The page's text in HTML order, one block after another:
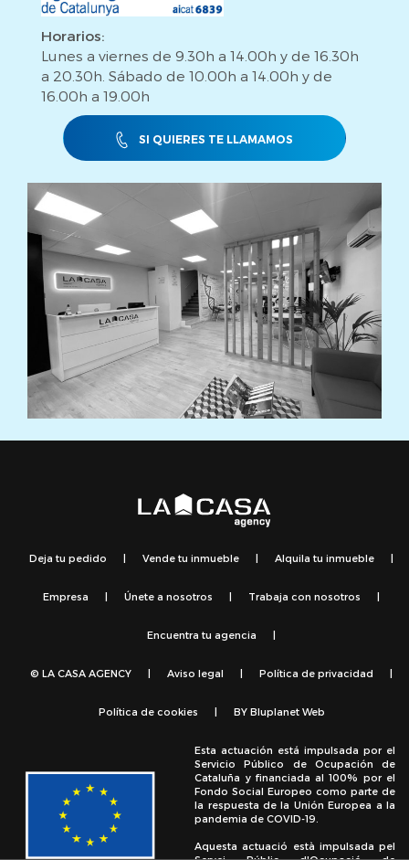
Horarios:
Lunes a viernes de 9.30h a 14.00h y de 16.30h
a 20.30h. Sábado de 10.00h a 14.00h y de
16.00h a 19.00h
SI QUIERES TE LLAMAMOS
Deja tu pedido | Vende tu inmueble | Alquila tu inmueble |
Empresa | Únete a nosotros | Trabaja con nosotros |
Encuentra tu agencia |
© LA CASA AGENCY | Aviso legal | Política de privacidad |
Política de cookies | BY Bluplanet Web
Esta actuación está impulsada por el
Servicio Público de Ocupación de
Cataluña y financiada al 100% por el
Fondo Social Europeo como parte de
la respuesta de la Unión Europea a la
pandemia de COVID-19.
Aquesta actuació està impulsada pel